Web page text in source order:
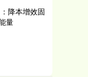
降本增效固
量